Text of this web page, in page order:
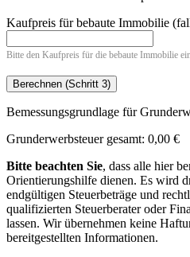
Kaufpreis für bebaute Immobilie
Bitte den Kaufpreis für die bebaute Immobilie
Bemessungsgrundlage für
Grunderwerbsteuer gesamt: 0,00 €
Bitte beachten Sie, dass alle hier
Orientierungshilfe dienen. Es wird
endgültigen Steuerbeträge und
qualifizierten Steuerberater oder
lassen. Wir übernehmen keine
bereitgestellten Informationen.